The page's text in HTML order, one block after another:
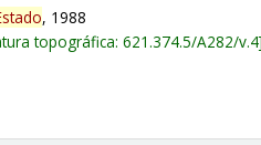
, 1988
topográfica:621.374.5/A282/v.4